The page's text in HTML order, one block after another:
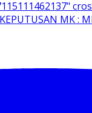
MK :